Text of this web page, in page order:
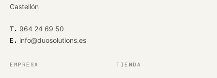
Castellón
T. 964 24 69 50
E. info@duosolutions.es
EMPRESA TIENDA